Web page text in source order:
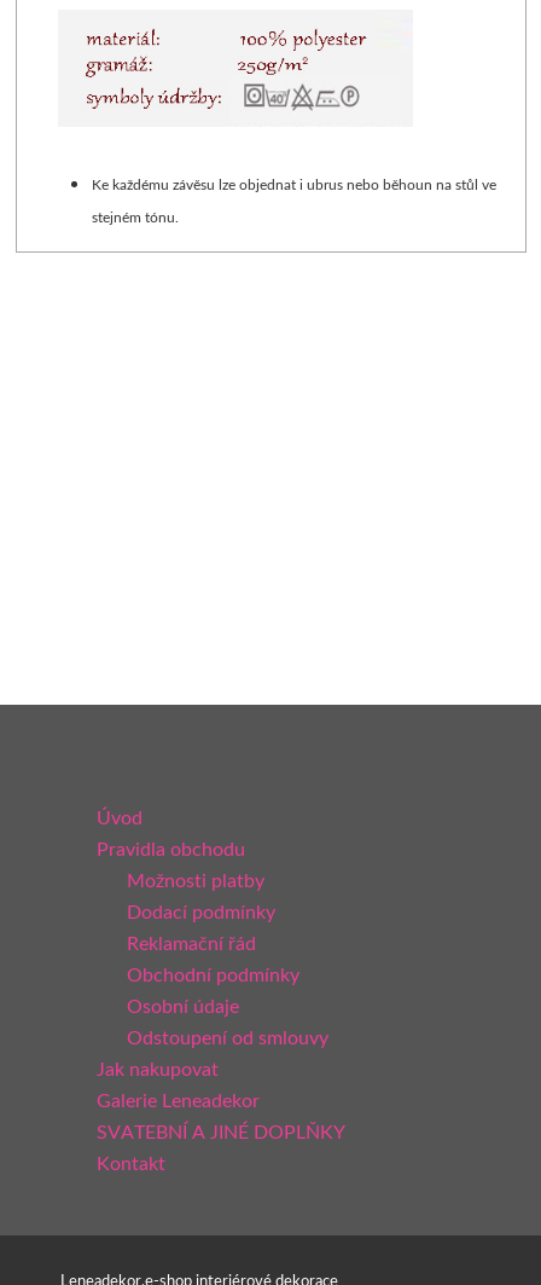
Ke každému závěsu lze objednat i ubrus nebo běhoun na stůl ve
stejném tónu.
Úvod
Pravidla obchodu
Možnosti platby
Dodací podmínky
Reklamační řád
Obchodní podmínky
Osobní údaje
Odstoupení od smlouvy
Jak nakupovat
Galerie Leneadekor
SVATEBNÍ A JINÉ DOPLŇKY
Kontakt
Leneadekor,e-shop interiérové dekorace